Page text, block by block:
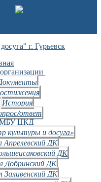
г. Гурьевск
История
ответ
ЦКД
культуры и досуга»
Апрелевский ДК
ДК
Добринский ДК
Заливенский ДК